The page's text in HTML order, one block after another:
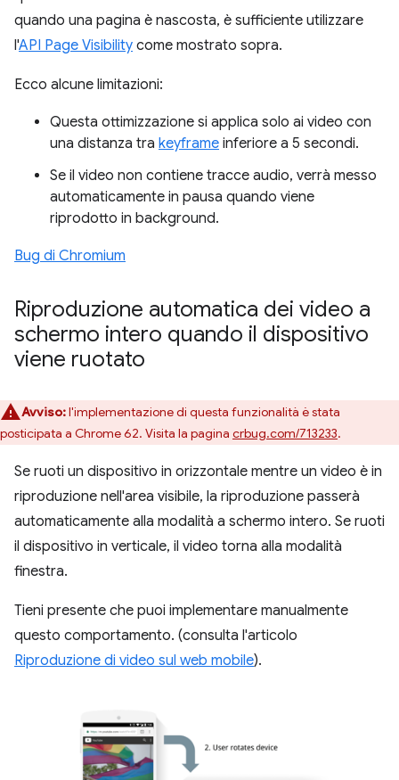
quando una pagina è nascosta, è sufficiente utilizzare
l'API Page Visibility come mostrato sopra.
Ecco alcune limitazioni:
Questa ottimizzazione si applica solo ai video con
una distanza tra keyframe inferiore a 5 secondi.
Se il video non contiene tracce audio, verrà messo
automaticamente in pausa quando viene
riprodotto in background.
Bug di Chromium
Riproduzione automatica dei video a
schermo intero quando il dispositivo
viene ruotato
Avviso:l'implementazione di questa funzionalità è stata
posticipata a Chrome 62. Visita la pagina crbug.com/713233.
Se ruoti un dispositivo in orizzontale mentre un video è in
riproduzione nell'area visibile, la riproduzione passerà
automaticamente alla modalità a schermo intero. Se ruoti
il dispositivo in verticale, il video torna alla modalità
finestra.
Tieni presente che puoi implementare manualmente
questo comportamento. (consulta l'articolo
Riproduzione di video sul web mobile).